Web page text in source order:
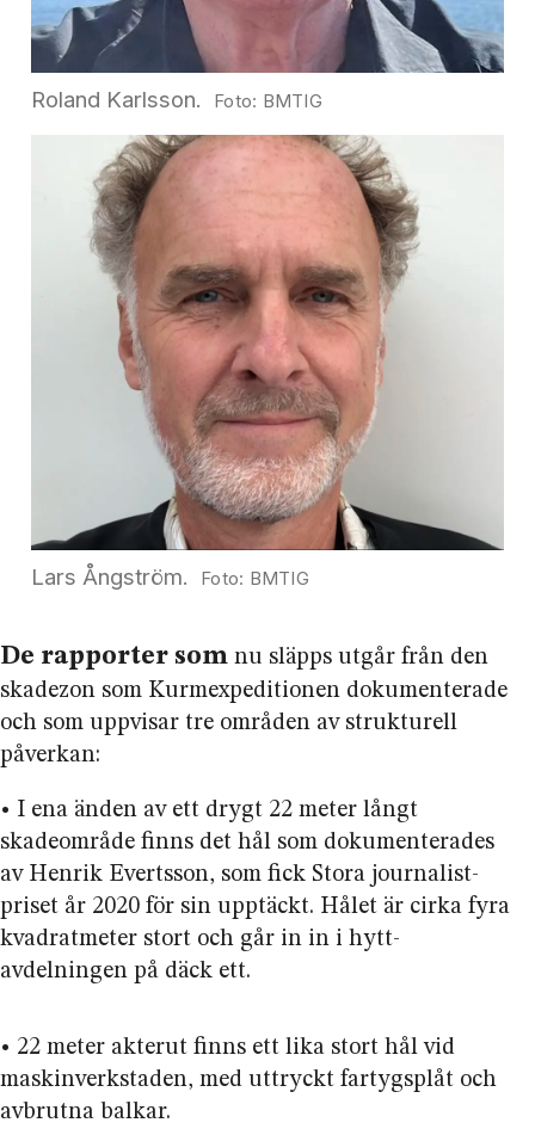
Roland Karlsson. BMTIG
Lars Ångström. BMTIG
De rapporter som nu släpps utgår från den
skadezon som Kurm­expeditionen dokumenterade
och som uppvisar tre områden av strukturell
påverkan:
• I ena änden av ett drygt 22 meter långt
skadeområde finns det hål som dokumenterades
av Henrik Evertsson, som fick Stora journalist­
priset år 2020 för sin upptäckt. Hålet är cirka fyra
kvadrat­meter stort och går in in i hytt­
avdelningen på däck ett.
• 22 meter akterut finns ett lika stort hål vid
maskin­verkstaden, med uttryckt fartygsplåt och
avbrutna balkar.